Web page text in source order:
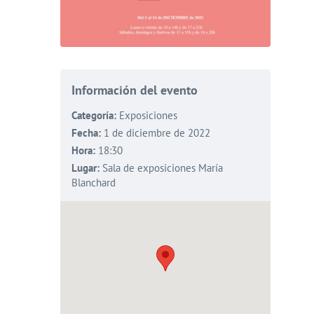
Información del evento
Categoría: Exposiciones
Fecha: 1 de diciembre de 2022
Hora: 18:30
Lugar: Sala de exposiciones María
Blanchard